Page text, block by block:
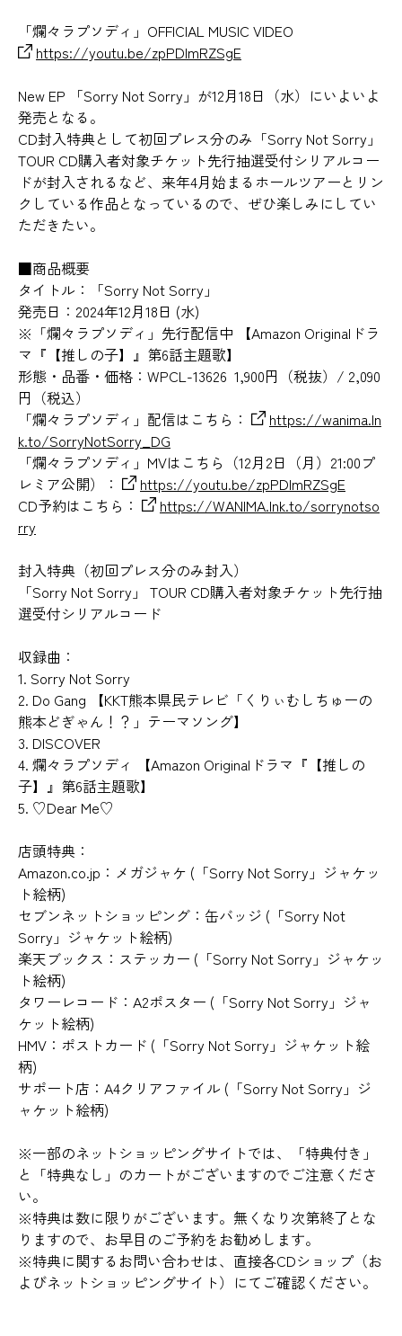
「爛々ラプソディ」OFFICIAL MUSIC VIDEO
https://youtu.be/zpPDlmRZSgE
New EP 「Sorry Not Sorry」が12月18日（水）にいよいよ
発売となる。
CD封入特典として初回プレス分のみ「Sorry Not Sorry」
TOUR CD購入者対象チケット先行抽選受付シリアルコー
ドが封入されるなど、来年4月始まるホールツアーとリン
クしている作品となっているので、ぜひ楽しみにしてい
ただきたい。
■商品概要
タイトル：「Sorry Not Sorry」
発売日：2024年12月18日 (水)
※「爛々ラプソディ」先行配信中 【Amazon Originalドラ
マ『【推しの子】』第6話主題歌】
形態・品番・価格：WPCL-13626 1,900円（税抜）/ 2,090
円（税込）
「爛々ラプソディ」配信はこちら：
https://wanima.ln
k.to/SorryNotSorry_DG
「爛々ラプソディ」MVはこちら（12月2日（月）21:00プ
レミア公開）：
https://youtu.be/zpPDlmRZSgE
CD予約はこちら：
https://WANIMA.lnk.to/sorrynotso
rry
封入特典（初回プレス分のみ封入）
「Sorry Not Sorry」 TOUR CD購入者対象チケット先行抽
選受付シリアルコード
収録曲：
1. Sorry Not Sorry
2. Do Gang 【KKT熊本県民テレビ「くりぃむしちゅーの
熊本どぎゃん！？」テーマソング】
3. DISCOVER
4. 爛々ラプソディ 【Amazon Originalドラマ『【推しの
子】』第6話主題歌】
5. ♡Dear Me♡
店頭特典：
Amazon.co.jp：メガジャケ (「Sorry Not Sorry」ジャケッ
ト絵柄)
セブンネットショッピング：缶バッジ (「Sorry Not
Sorry」ジャケット絵柄)
楽天ブックス：ステッカー (「Sorry Not Sorry」ジャケッ
ト絵柄)
タワーレコード：A2ポスター (「Sorry Not Sorry」ジャ
ケット絵柄)
HMV：ポストカード (「Sorry Not Sorry」ジャケット絵
柄)
サポート店：A4クリアファイル (「Sorry Not Sorry」ジ
ャケット絵柄)
※一部のネットショッピングサイトでは、「特典付き」
と「特典なし」のカートがございますのでご注意くださ
い。
※特典は数に限りがございます。無くなり次第終了とな
りますので、お早目のご予約をお勧めします。
※特典に関するお問い合わせは、直接各CDショップ（お
よびネットショッピングサイト）にてご確認ください。